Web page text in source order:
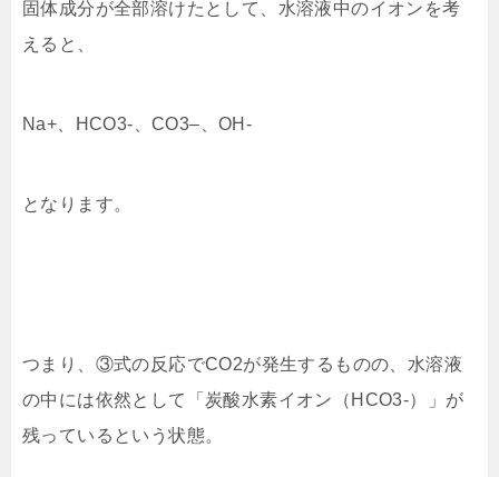
固体成分が全部溶けたとして、水溶液中のイオンを考
えると、
Na+、HCO3-、CO3–、OH-
となります。
つまり、③式の反応でCO2が発生するものの、水溶液
の中には依然として「炭酸水素イオン（HCO3-）」 が
残っているという状態。